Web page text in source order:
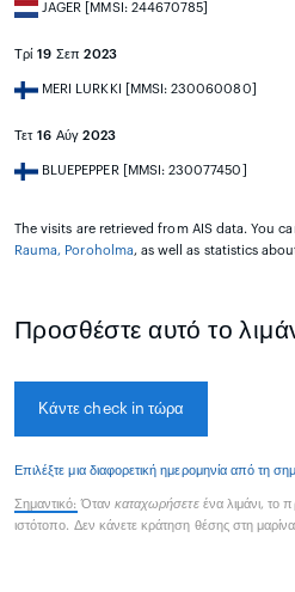
JAGER [MMSI: 244670785]
Τρί 19 Σεπ 2023
MERI LURKKI [MMSI: 230060080]
Τετ 16 Αύγ 2023
BLUEPEPPER [MMSI: 230077450]
The visits are retrieved from AIS data. You
Rauma, Poroholma, as well as statistics
Προσθέστε αυτό το
Κάντε check in τώρα
Επιλέξτε μια διαφορετική ημερομηνία από τη
Σημαντικό: Όταν καταχωρήσετεένα λιμάνι, το
ιστότοπο. Δεν κάνετε κράτηση θέσης στη